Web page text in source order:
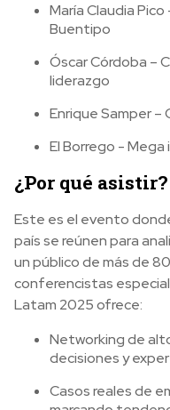
María Claudia
Buentipo
Óscar Córdoba –
liderazgo
Enrique Samper
El Borrego -
¿Por qué asistir?
Este es el evento
país se reúnen para
un público de más de
conferencistas
Latam 2025 ofrece:
Networking de
decisiones y
Casos reales de